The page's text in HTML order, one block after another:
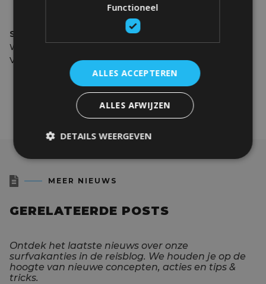
SPORTY SKI & SBOWBOARD VZW
Website:
Volg hen ook opFacebook!
 MEER NIEUWS
GERELATEERDE POSTS
Ontdek het laatste nieuws over onze
surfvakanties in de reisblog. We houden je op de
hoogte van nieuwe concepten, acties en tips &
tricks.
Functioneel
ALLES ACCEPTEREN
ALLES AFWIJZEN
DETAILS WEERGEVEN